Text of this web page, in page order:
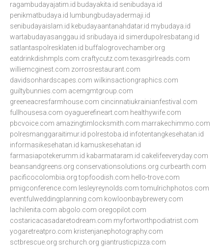
ragambudayajatim.id budayakita.id senibudaya.id
penikmatbudaya.id lumbungbudayadermaji.id
senibudayaislam.id kebudayaantanahdatar.id mybudaya.id
wartabudayasanggau.id sribudaya.id simerdupolresbatang.id
satlantaspolresklaten.id buffalogrovechamber.org
eatdrinkdishmpls.com craftycutz.com texasgirlreads.com
williemcginest.com zorrosrestaurant.com
davidsonhardscapes.com wilkinsactiongraphics.com
guiltybunnies.com acemgmtgroup.com
greeneacresfarmhouse.com cincinnatiukrainianfestival.com
fullhousesa.com oyaguerefineart.com healthywife.com
pbcvoice.com amazingtimlocksmith.com marrakechimmo.com
polresmanggaraitimur.id polrestoba.id infotentangkesehatan.id
informasikesehatan.id kamuskesehatan.id
farmasiapotekerumm.id kabarmataram.id cakelifeeveryday.com
beansandgreens.org conservationsolutions.org curbearth.com
pacificocolombia.org topfoodish.com hello-trove.com
pmigconference.com lesleyreynolds.com tomulrichphotos.com
eventfulweddingplanning.com kowloonbaybrewery.com
lachilenita.com abgolo.com oregopilot.com
costaricacasadaretodream.com myfortworthpodiatrist.com
yogaretreatpro.com kristenjanephotography.com
sctbrescue.org srchurch.org giantrusticpizza.com